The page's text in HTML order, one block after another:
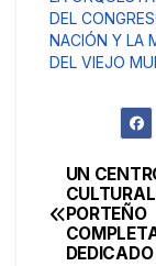
DEL
NACIÓN Y LA
DEL VIEJO
de
UN
PORTEÑO